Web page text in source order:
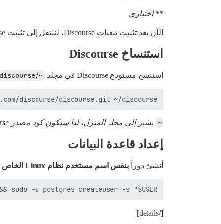
** اختياري
الآن بعد تثبيت تبعيات Discourse، لننتقل إلى تثبيت Discourse نفسه.
استنساخ Discourse
استنسخ مستودع Discourse في مجلد ~/discourse
discourse/discourse.git ~/discourse
~ يشير إلى مجلد المنزل، لذا سيكون كود مصدر Discourse متاحاً في مجلد المنزل الخاص بك.
إعداد قاعدة البيانات
أنشئ دوراً بنفس اسم مستخدم نظام Linux الخاص بك
sudo -u postgres createuser -s "$USER"
[/details]